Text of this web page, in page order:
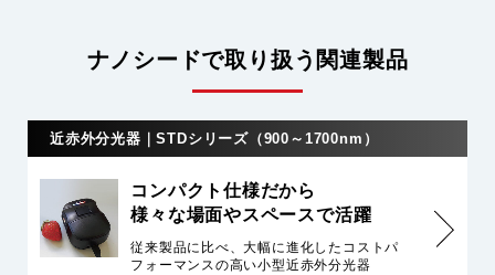
ナノシードで取り扱う関連製品
近赤外分光器｜STDシリーズ（900～1700nm）
コンパクト仕様だから
様々な場面やスペースで活躍
従来製品に比べ、大幅に進化したコストパ
フォーマンスの高い小型近赤外分光器